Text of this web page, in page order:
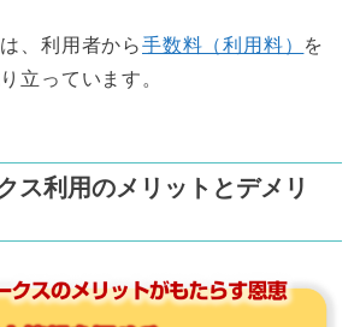
、利用者から手数料（利用料） を
立っています。
ス利用のメリットとデメリ